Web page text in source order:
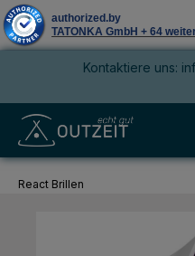
springenKontaktiere uns:
React Brillen